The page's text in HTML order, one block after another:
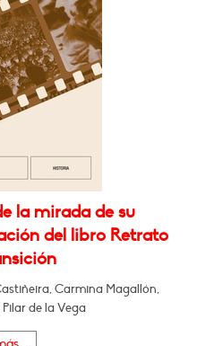
la mirada de su
del libro Retrato
Carmina Magallón,
de la Vega